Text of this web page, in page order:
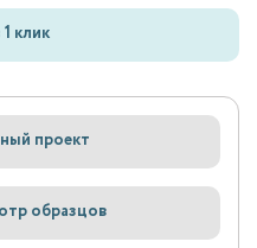
клик
проект
образцов